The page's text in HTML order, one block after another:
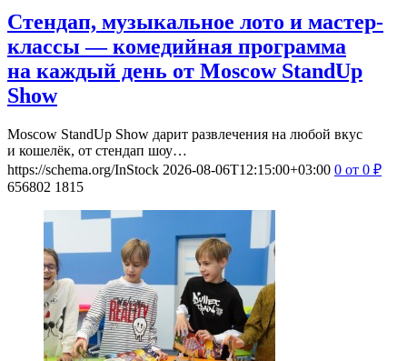
Стендап, музыкальное лото и мастер-
классы — комедийная программа
на каждый день от Moscow StandUp
Show
Moscow StandUp Show дарит развлечения на любой вкус
и кошелёк, от стендап шоу…
https://schema.org/InStock 2026-08-06T12:15:00+03:00 0 от 0 ₽
656802 1815